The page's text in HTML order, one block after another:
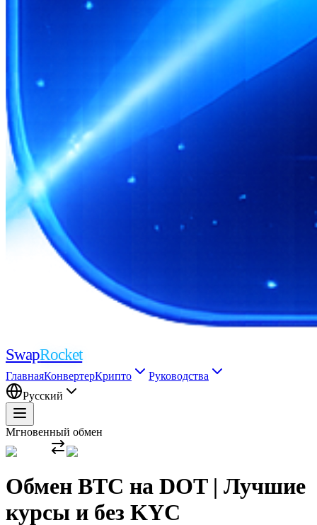
SwapRocket
ГлавнаяКонвертерКрипто
Руководства
Русский
Мгновенный обмен
Обмен BTC на DOT | Лучшие
курсы и без KYC